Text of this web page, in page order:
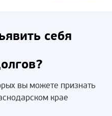
себя
вы можете признать
крае